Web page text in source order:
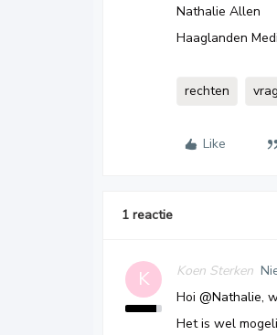
Nathalie Allen
Haaglanden
rechten
Like
1 reactie
K Koen Sterken
Hoi @Nathalie,
Het is wel